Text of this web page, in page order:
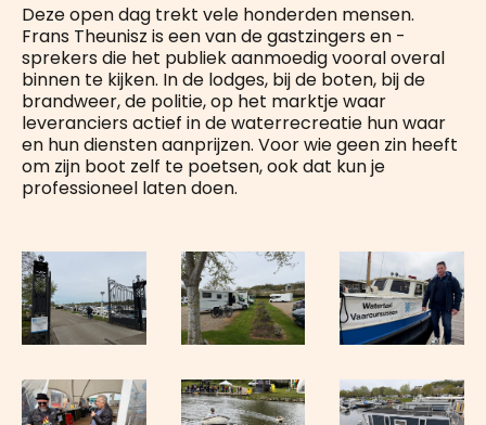
Deze open dag trekt vele honderden mensen.
Frans Theunisz is een van de gastzingers en -
sprekers die het publiek aanmoedig vooral overal
binnen te kijken. In de lodges, bij de boten, bij de
brandweer, de politie, op het marktje waar
leveranciers actief in de waterrecreatie hun waar
en hun diensten aanprijzen. Voor wie geen zin heeft
om zijn boot zelf te poetsen, ook dat kun je
professioneel laten doen.